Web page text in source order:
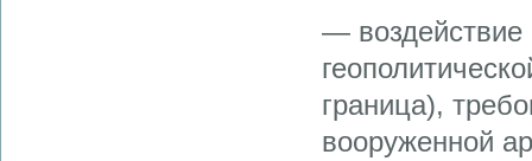
— воздействие
граница),
вооруженной